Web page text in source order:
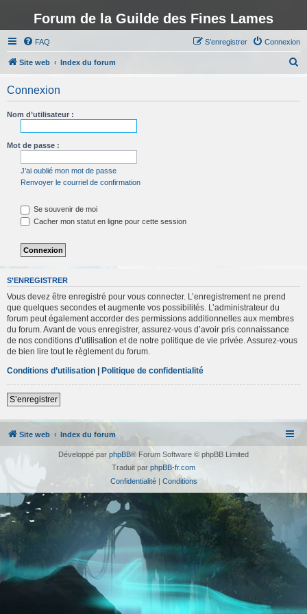
Forum de la Guilde des Fines Lames
FAQ Connexion
S’enregistrer
Site web Index du forum
Connexion
Nom d’utilisateur :
Mot de passe :
J’ai oublié mon mot de passe
Renvoyer le courriel de confirmation
Se souvenir de moi
Cacher mon statut en ligne pour cette session
S’ENREGISTRER
Vous devez être enregistré pour vous connecter. L’enregistrement ne prend
que quelques secondes et augmente vos possibilités. L’administrateur du
forum peut également accorder des permissions additionnelles aux membres
du forum. Avant de vous enregistrer, assurez-vous d’avoir pris connaissance
de nos conditions d’utilisation et de notre politique de vie privée. Assurez-vous
de bien lire tout le règlement du forum.
Conditions d’utilisation | Politique de confidentialité
S’enregistrer
Site web Index du forum
Développé par phpBB® Forum Software © phpBB Limited
Traduit par phpBB-fr.com
Confidentialité| Conditions